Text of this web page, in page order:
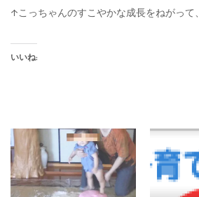
↑こっちゃんのすこやかな成長をねがって
いいね: